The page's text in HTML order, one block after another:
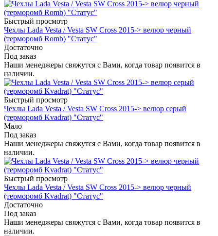
Быстрый просмотр
Чехлы Lada Vesta / Vesta SW Cross 2015-> велюр черный
(терморомб Romb) "Статус"
Достаточно
Под заказ
Наши менеджеры свяжутся с Вами, когда товар появится в
наличии.
Быстрый просмотр
Чехлы Lada Vesta / Vesta SW Cross 2015-> велюр серый
(терморомб Kvadrat) "Статус"
Мало
Под заказ
Наши менеджеры свяжутся с Вами, когда товар появится в
наличии.
Быстрый просмотр
Чехлы Lada Vesta / Vesta SW Cross 2015-> велюр черный
(терморомб Kvadrat) "Статус"
Достаточно
Под заказ
Наши менеджеры свяжутся с Вами, когда товар появится в
наличии.